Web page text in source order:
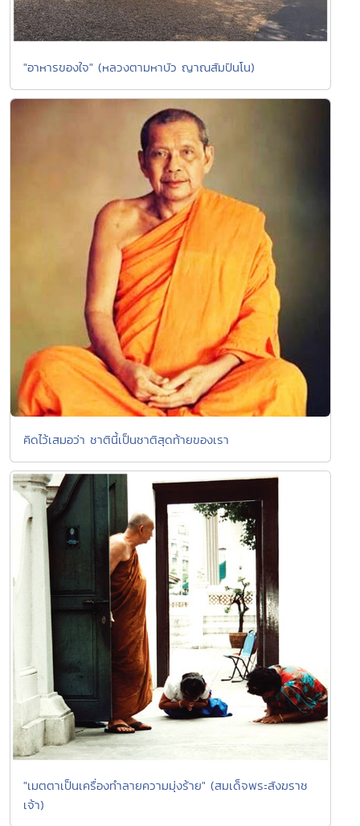
"อาหารของใจ" (หลวงตามหาบัว ญาณสัมปันโน)
คิดไว้เสมอว่า ชาตินี้เป็นชาติสุดท้ายของเรา
"เมตตาเป็นเครื่องทำลายความมุ่งร้าย" (สมเด็จพระสังฆราช
เจ้า)